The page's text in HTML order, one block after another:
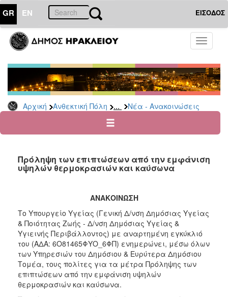
GR EN ΕΙΣΟΔΟΣ
Toggle
Αρχική Ανθεκτική Πόλη ... Νέα - Ανακοινώσεις
ΑΝΘΕΚΤΙΚΗ
ΠΟΛΗ
Κοινωνική
Πολιτική
Νέα
Ανακοινώσεις
για
Οικονομική
Καταστροφές
Κέντρα
Κοινοτικής
Φροντίδας
(Κ.Α.Π.Η.)
Κέντρα
Δημιουργικής
Απασχόλησης
Πρόληψη των επιπτώσεων από την εμφάνιση
υψηλών θερμοκρασιών και καύσωνα
ΑΝΑΚΟΙΝΩΣΗ
Το Υπουργείο Υγείας (Γενική Δ/νση Δημόσιας Υγείας
& Ποιότητας Ζωής - Δ/νση Δημόσιας Υγείας &
Υγιεινής Περιβάλλοντος) με αναρτημένη εγκύκλιό
του (ΑΔΑ: 6Ο81465ΦΥΟ_6ΦΠ) ενημερώνει, μέσω όλων
των Υπηρεσιών του Δημόσιου & Ευρύτερα Δημόσιου
Τομέα, τους πολίτες για τα μέτρα Πρόληψης των
επιπτώσεων από την εμφάνιση υψηλών
θερμοκρασιών και καύσωνα.